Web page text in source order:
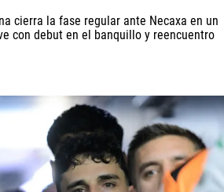
cierra la fase regular ante Necaxa en un
con debut en el banquillo y reencuentro